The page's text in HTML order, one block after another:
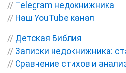
// Telegram недокнижника
// Наш YouTube канал
// Детская Библия
// Записки недокнижника:
// Сравнение стихов и